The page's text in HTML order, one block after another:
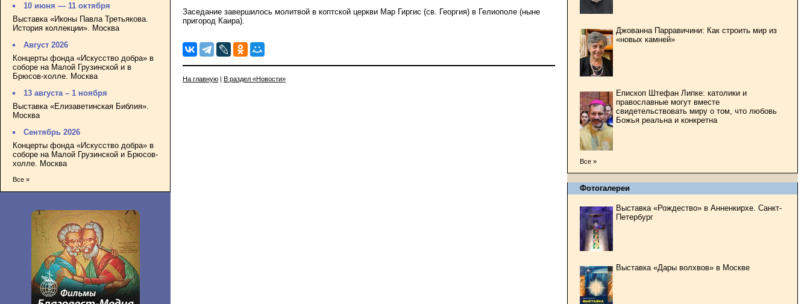
10 июня — 11 октября
Выставка «Иконы Павла Третьякова.
История коллекции». Москва
Август 2026
Концерты фонда «Искусство добра» в
соборе на Малой Грузинской и в
Брюсов-холле. Москва
13 августа – 1 ноября
Выставка «Елизаветинская Библия».
Москва
Сентябрь 2026
Концерты фонда «Искусство добра» в
соборе на Малой Грузинской и Брюсов-
холле. Москва
Все »
Заседание завершилось молитвой в коптской церкви Мар Гиргис (св. Георгия) в Гелиополе (ныне
пригород Каира).
На главную | В раздел «Новости»
Джованна Парравичини: Как строить мир из
«новых камней»
Епископ Штефан Липке: католики и
православные могут вместе
свидетельствовать миру о том, что любовь
Божья реальна и конкретна
Все »
Фотогалереи
Выставка «Рождество» в Анненкирхе. Санкт-
Петербург
Выставка «Дары волхвов» в Москве